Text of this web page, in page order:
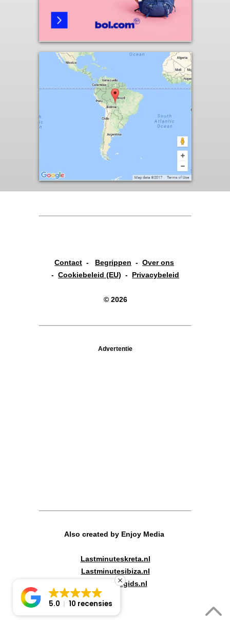
Contact - Begrippen -Over ons
-Cookiebeleid (EU) - Privacybeleid
© 2026
Advertentie
Also created by Enjoy Media
Lastminuteskreta.nl
Lastminutesibiza.nl
Canadareisgids.nl
5.0 10 recensies